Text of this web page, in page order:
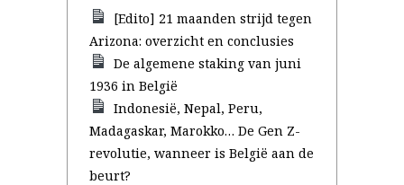
[Edito] 21 maanden strijd tegen
Arizona: overzicht en conclusies
De algemene staking van juni
1936 in België
Indonesië, Nepal, Peru,
Madagaskar, Marokko… De Gen Z-
revolutie, wanneer is België aan de
beurt?